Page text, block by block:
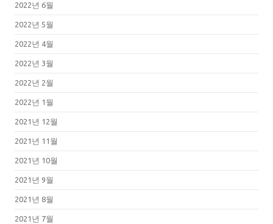
2022년 6월
2022년 5월
2022년 4월
2022년 3월
2022년 2월
2022년 1월
2021년 12월
2021년 11월
2021년 10월
2021년 9월
2021년 8월
2021년 7월